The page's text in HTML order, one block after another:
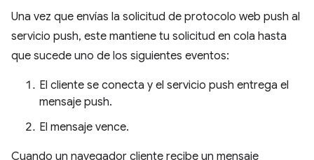
Una vez que envías la solicitud de protocolo web push al
servicio push, este mantiene tu solicitud en cola hasta
que sucede uno de los siguientes eventos:
El cliente se conecta y el servicio push entrega el
mensaje push.
El mensaje vence.
Cuando un navegador cliente recibe un mensaje